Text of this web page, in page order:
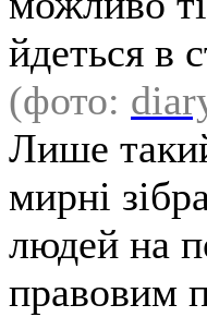
йдеться в
(фото:
Лише
мирні
людей на
правовим